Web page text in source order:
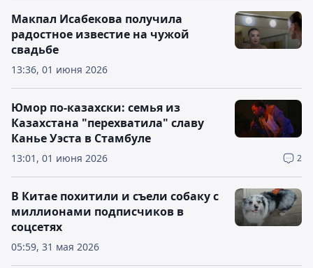
13:36, 01 июня 2026
Макпал Исабекова получила
радостное известие на чужой
свадьбе
13:01, 01 июня 2026 2
Юмор по-казахски: семья из
Казахстана "перехватила" славу
Канье Уэста в Стамбуле
05:59, 31 мая 2026
В Китае похитили и съели собаку с
миллионами подписчиков в
соцсетях